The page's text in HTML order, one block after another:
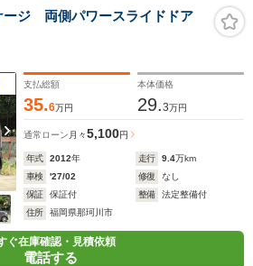
ジ 両側パワースライドドア
支払総額
35.6万円
本体価格
29.3万円
通常ローン 月々5,100円
年式 2012年 走行 9.4万km
車検
'27/02 修復
なし
保証
保証付 整備
法定整備付
住所
福岡県那珂川市
ぐ在庫確認・見積依頼
電話する